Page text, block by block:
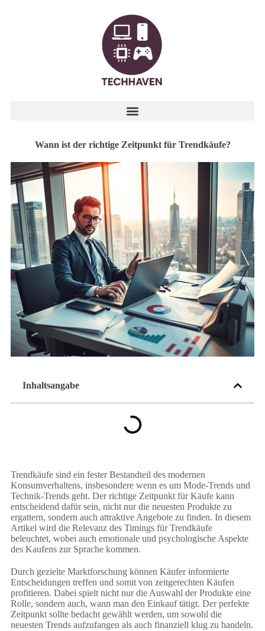
Wann ist der richtige Zeitpunkt für Trendkäufe?
Inhaltsangabe
Trendkäufe sind ein fester Bestandteil des modernen
Konsumverhaltens, insbesondere wenn es um Mode-Trends und
Technik-Trends geht. Der richtige Zeitpunkt für Käufe kann
entscheidend dafür sein, nicht nur die neuesten Produkte zu
ergattern, sondern auch attraktive Angebote zu finden. In diesem
Artikel wird die Relevanz des Timings für Trendkäufe
beleuchtet, wobei auch emotionale und psychologische Aspekte
des Kaufens zur Sprache kommen.
Durch gezielte Marktforschung können Käufer informierte
Entscheidungen treffen und somit von zeitgerechten Käufen
profitieren. Dabei spielt nicht nur die Auswahl der Produkte eine
Rolle, sondern auch, wann man den Einkauf tätigt. Der perfekte
Zeitpunkt sollte bedacht gewählt werden, um sowohl die
neuesten Trends aufzufangen als auch finanziell klug zu handeln.